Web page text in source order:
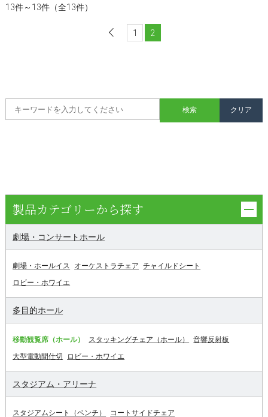
13件～13件（全13件）
前へ
1 2
製品カテゴリーから探す
劇場・コンサートホール
劇場・ホールイス オーケストラチェア チャイルドシート
ロビー・ホワイエ
多目的ホール
移動観覧席（ホール） スタッキングチェア（ホール）
音響反射板
大型電動間仕切
ロビー・ホワイエ
スタジアム・アリーナ
スタジアムシート（ベンチ）
コートサイドチェア